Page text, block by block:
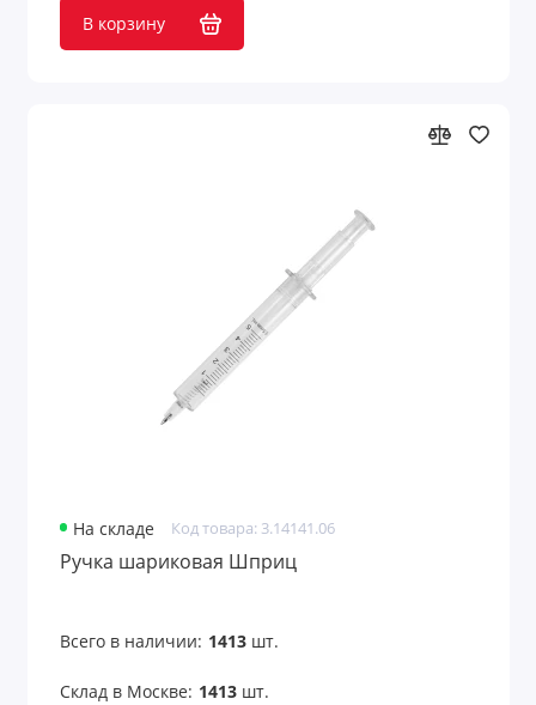
В корзину
На складе Код товара: 3.14141.06
Ручка шариковая Шприц
Всего в наличии: 1413шт.
Склад в Москве: 1413шт.